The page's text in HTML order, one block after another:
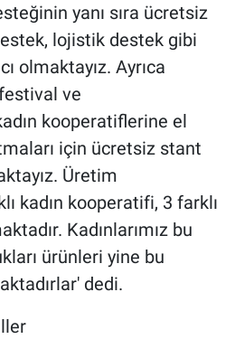
yanı sıra ücretsiz
lojistik destek gibi
olmaktayız. Ayrıca
ve
kooperatiflerine el
için ücretsiz stant
Üretim
kadın kooperatifi, 3 farklı
Kadınlarımız bu
ürünleri yine bu
dedi.